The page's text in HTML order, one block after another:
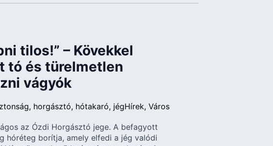
tilos!” – Kövekkel
tó és türelmetlen
vágyók
horgásztó hótakaró jégHírek Város
az Ózdi Horgásztó jege. A befagyott
hóréteg borítja, amely elfedi a jég valódi